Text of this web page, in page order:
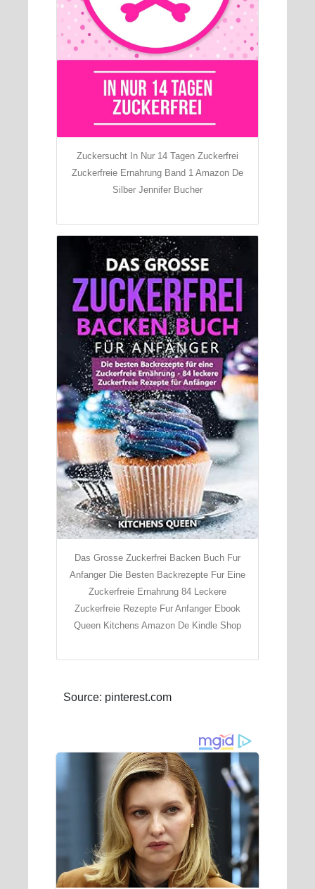
Zuckersucht In Nur 14 Tagen Zuckerfrei
Zuckerfreie Ernahrung Band 1 Amazon De
Silber Jennifer Bucher
Das Grosse Zuckerfrei Backen Buch Fur
Anfanger Die Besten Backrezepte Fur Eine
Zuckerfreie Ernahrung 84 Leckere
Zuckerfreie Rezepte Fur Anfanger Ebook
Queen Kitchens Amazon De Kindle Shop
Source: pinterest.com